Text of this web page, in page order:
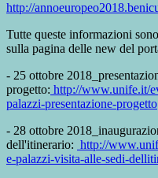
http://
Tutte queste informazioni
sulla pagina delle new del
- 25 ottobre
progetto: http://www.unife.it/
palazzi-presentazione-progetto
- 28 ottobre
dell'itinerario: http://
e-palazzi-visita-alle-sedi-